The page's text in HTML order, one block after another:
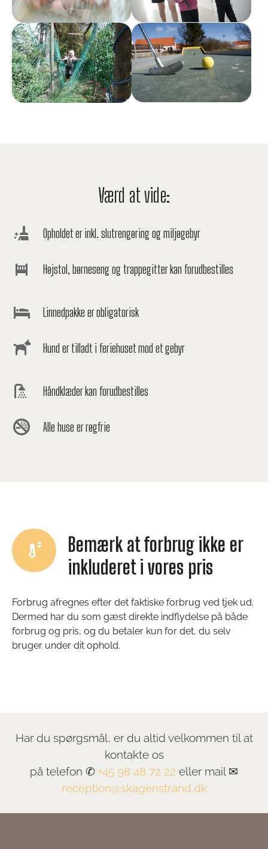
Show larger version Show larger version
Værd at vide:
Opholdet er inkl. slutrengøring og miljøgebyr
Højstol, børneseng og trappegitter kan forudbestilles
Linnedpakke er obligatorisk
Hund er tilladt i feriehuset mod et gebyr
Håndklæder kan forudbestilles
Alle huse er røgfrie
Bemærk at forbrug ikke er
inkluderet i vores pris
Forbrug afregnes efter det faktiske forbrug ved tjek ud.
Dermed har du som gæst direkte indflydelse på både
forbrug og pris, og du betaler kun for det, du selv
bruger under dit ophold.
Har du spørgsmål, er du altid velkommen til at
kontakte os
på telefon ✆ +45 98 48 72 22 eller mail ✉
reception@skagenstrand.dk